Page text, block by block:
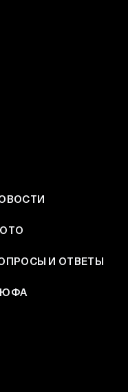
И ОТВЕТЫ